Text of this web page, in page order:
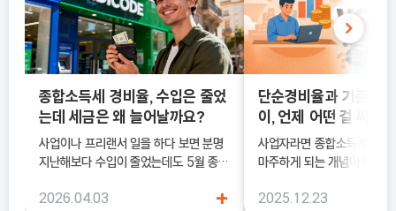
종합소득세 경비율, 수입은 줄었
는데 세금은 왜 늘어날까요?
사업이나 프리랜서 일을 하다 보면 분명
지난해보다 수입이 줄었는데도 5월 종합
더 늘어난 것처럼 느껴질 때가 있어요. 이
2026.04.03 +
단순경비율과 기준경
이, 언제 어떤 걸 써야
사업자라면 종합소득세 신고
마주하게 되는 개념이 바로
에서는 이 두 가지의 차이를
2025.12.23